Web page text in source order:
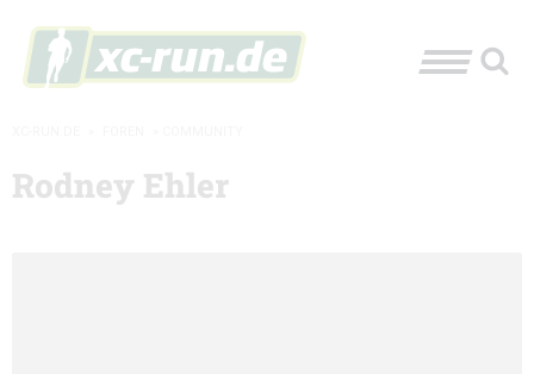
Rodney Ehler